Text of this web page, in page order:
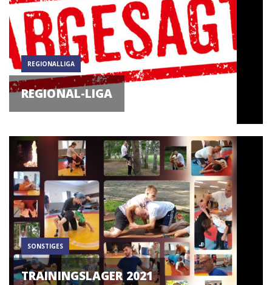
REGIONALLIGA
REGIONAL-LIGA
SONSTIGES
TRAININGSLAGER 2021